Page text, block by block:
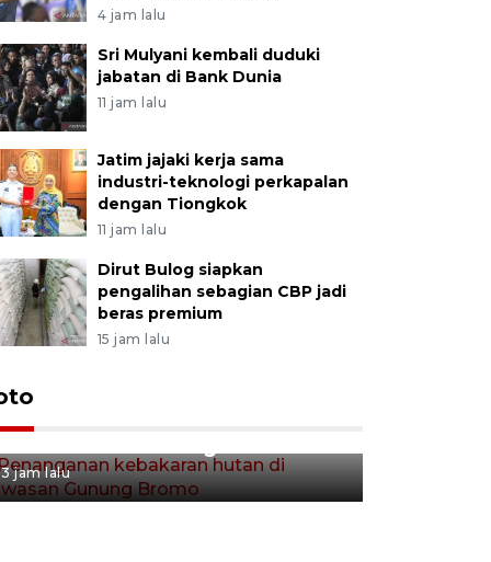
4 jam lalu
Sri Mulyani kembali duduki
jabatan di Bank Dunia
11 jam lalu
Jatim jajaki kerja sama
industri-teknologi perkapalan
dengan Tiongkok
11 jam lalu
Dirut Bulog siapkan
pengalihan sebagian CBP jadi
beras premium
15 jam lalu
Penanganan kebakaran hutan
3 jam lalu